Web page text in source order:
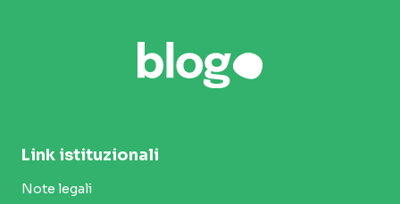
Link istituzionali
Note legali